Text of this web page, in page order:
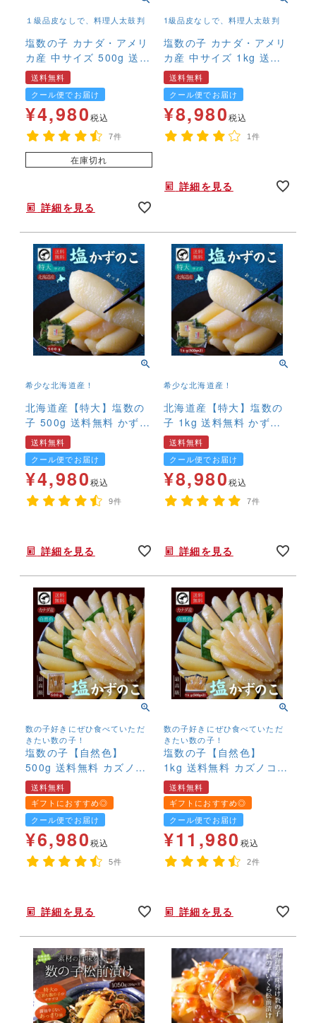
１級品皮なしで、料理人太鼓判
塩数の子 カナダ・アメリ
カ産 中サイズ 500g 送料
無料 本ちゃん かずの
こ カズノコ
送料無料
クール便でお届け
¥4,980税込
7件
在庫切れ
詳細を見る
1級品皮なしで、料理人太鼓判
塩数の子 カナダ・アメリ
カ産 中サイズ 1kg 送料
無料 本ちゃん かずの
こ カズノコ
送料無料
クール便でお届け
¥8,980税込
1件
詳細を見る
希少な北海道産！
北海道産【特大】塩数の
子 500g 送料無料 かずの
こ カズノコ 希少 国
産 やまに
送料無料
クール便でお届け
¥4,980税込
9件
詳細を見る
希少な北海道産！
北海道産【特大】塩数の
子 1kg 送料無料 かずの
こ カズノコ 希少 国
産 やまに
送料無料
クール便でお届け
¥8,980税込
7件
詳細を見る
数の子好きにぜひ食べていただ
きたい数の子！
塩数の子【自然色】
500g 送料無料 カズノ
コ かずのこ 無漂白
カナダ産 本チャン 最
高級
送料無料
ギフトにおすすめ◎
クール便でお届け
¥6,980税込
5件
詳細を見る
数の子好きにぜひ食べていただ
きたい数の子！
塩数の子【自然色】
1kg 送料無料 カズノコ
かずのこ 無漂白 カナ
ダ産 本チャン 最高級
送料無料
ギフトにおすすめ◎
クール便でお届け
¥11,980 税込
2件
詳細を見る